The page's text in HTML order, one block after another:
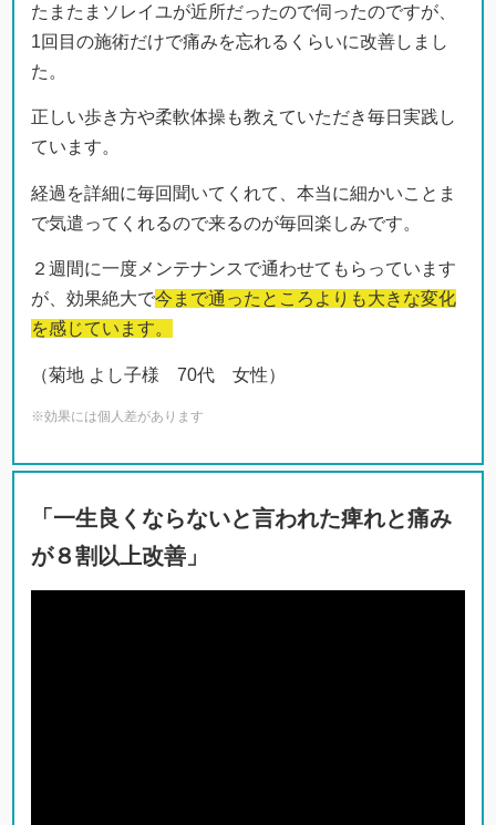
たまたまソレイユが近所だったので伺ったのですが、
1回目の施術だけで痛みを忘れるくらいに改善しまし
た。
正しい歩き方や柔軟体操も教えていただき毎日実践し
ています。
経過を詳細に毎回聞いてくれて、本当に細かいことま
で気遣ってくれるので来るのが毎回楽しみです。
２週間に一度メンテナンスで通わせてもらっています
が、効果絶大で今まで通ったところよりも大きな変化
を感じています。
（菊地 よし子様 70代 女性）
※効果には個人差があります
「一生良くならないと言われた痺れと痛み
が８割以上改善」